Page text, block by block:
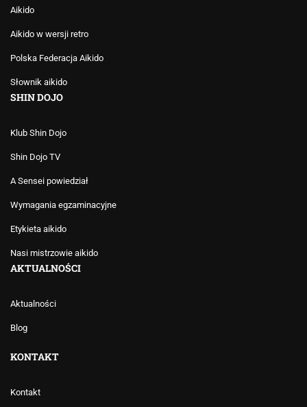
Aikido
Aikido w wersji retro
Polska Federacja Aikido
Słownik aikido
SHIN DOJO
Klub Shin Dojo
Shin Dojo TV
A Sensei powiedział
Wymagania egzaminacyjne
Etykieta aikido
Nasi mistrzowie aikido
AKTUALNOŚCI
Aktualności
Blog
KONTAKT
Kontakt